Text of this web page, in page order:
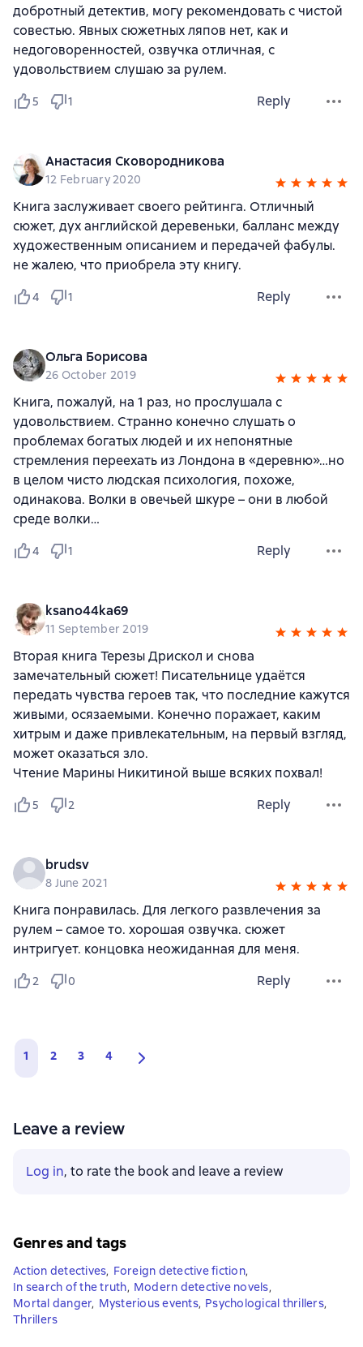
добротный детектив, могу рекомендовать с чистой
совестью. Явных сюжетных ляпов нет, как и
недоговоренностей, озвучка отличная, с
удовольствием слушаю за рулем.
5 1 Reply
Анастасия Сковородникова
12 February 2020
Книга заслуживает своего рейтинга. Отличный
сюжет, дух английской деревеньки, балланс между
художественным описанием и передачей фабулы.
не жалею, что приобрела эту книгу.
4 1 Reply
Ольга Борисова
26 October 2019
Книга, пожалуй, на 1 раз, но прослушала с
удовольствием. Странно конечно слушать о
проблемах богатых людей и их непонятные
стремления переехать из Лондона в «деревню»…но
в целом чисто людская психология, похоже,
одинакова. Волки в овечьей шкуре – они в любой
среде волки…
4 1 Reply
ksano44ka69
11 September 2019
Вторая книга Терезы Дрискол и снова
замечательный сюжет! Писательнице удаётся
передать чувства героев так, что последние кажутся
живыми, осязаемыми. Конечно поражает, каким
хитрым и даже привлекательным, на первый взгляд,
может оказаться зло.
Чтение Марины Никитиной выше всяких похвал!
5 2 Reply
brudsv
8 June 2021
Книга понравилась. Для легкого развлечения за
рулем – самое то. хорошая озвучка. сюжет
интригует. концовка неожиданная для меня.
2 0 Reply
1 2 3 4
Leave a review
Log in, to rate the book and leave a review
Genres and tags
Action detectives, Foreign detective fiction,
In search of the truth, Modern detective novels,
Mortal danger, Mysterious events, Psychological thrillers,
Thrillers